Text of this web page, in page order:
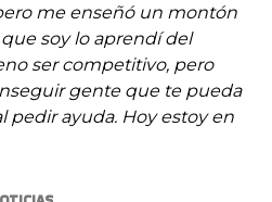
me enseñó un montón
soy lo aprendí del
ser competitivo, pero
gente que te pueda
pedir ayuda. Hoy estoy en